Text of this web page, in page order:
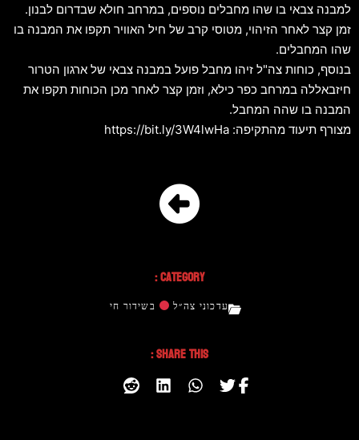
למבנה צבאי בו שהו מחבלים נוספים, במרחב חולא שבדרום לבנון.
זמן קצר לאחר הזיהוי, מטוסי קרב של חיל האוויר תקפו את המבנה בו
שהו המחבלים.
בנוסף, כוחות צה"ל זיהו מחבל פועל במבנה צבאי של ארגון הטרור
חיזבאללה במרחב כפר כילא, וזמן קצר לאחר מכן הכוחות תקפו את
המבנה בו שהה המחבל.
מצורף תיעוד מהתקיפה: https://bit.ly/3W4lwHa
Category :
עדכוני צה״ל בשידור חי
Share This :